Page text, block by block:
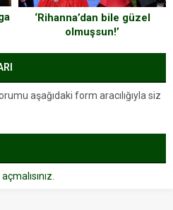
‘Rihanna’dan bile güzel
olmuşsun!’
aşağıdaki form aracılığıyla siz
.